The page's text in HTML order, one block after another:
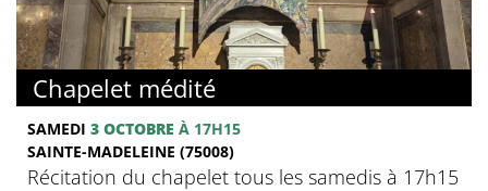
Chapelet médité
SAMEDI 3 OCTOBRE À 17H15
SAINTE-MADELEINE (75008)
Récitation du chapelet tous les samedis à 17h15